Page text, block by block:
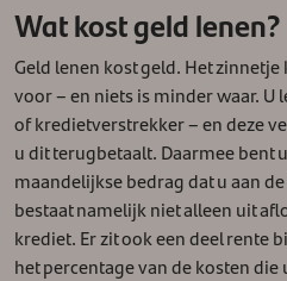
Wat kost geld lenen?
Geld lenen kost geld. Het
voor – en niets is minder waar. U
of kredietverstrekker – en deze
u dit terugbetaalt. Daarmee bent
maandelijkse bedrag dat u aan
bestaat namelijk niet alleen uit
krediet. Er zit ook een deel rente
het percentage van de kosten